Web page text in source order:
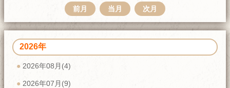
前月 当月 次月
2026年
2026年08月(4)
2026年07月(9)